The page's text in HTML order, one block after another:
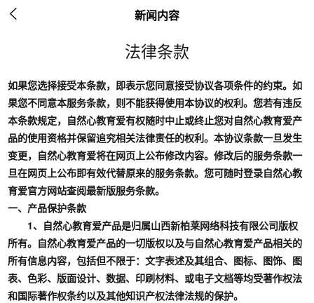
 新闻内容
法律条款
如果您选择接受本条款，即表示您同意接受协议各项条件的约束。如
果您不同意本服务条款，则不能获得使用本协议的权利。您若有违反
本条款规定，自然心教育爱有权随时中止或终止您对自然心教育爱产
品的使用资格并保留追究相关法律责任的权利。本协议条款一旦发生
变更，自然心教育爱将在网页上公布修改内容。修改后的服务条款一
旦在网页上公布即有效代替原来的服务条款。您可随时登录自然心教
育爱官方网站查阅最新版服务条款。
一、产品保护条款
1、自然心教育爱产品是归属山西新柏莱网络科技有限公司版权
所有。自然心教育爱产品的一切版权以及与自然心教育爱产品相关的
所有信息内容，包括但不限于：文字表述及其组合、图标、图饰、图
表、色彩、版面设计、数据、印刷材料、或电子文档等均受著作权法
和国际著作权条约以及其他知识产权法律法规的保护。